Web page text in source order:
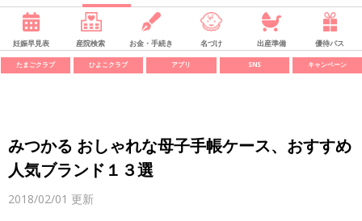
妊娠早見表 産院検索 お金・手続き 名づけ 出産準備 優待パス
たまごクラブ ひよこクラブ アプリ SNS キャンペーン
みつかる おしゃれな母子手帳ケース、おすすめ
人気ブランド１３選
2018/02/01 更新